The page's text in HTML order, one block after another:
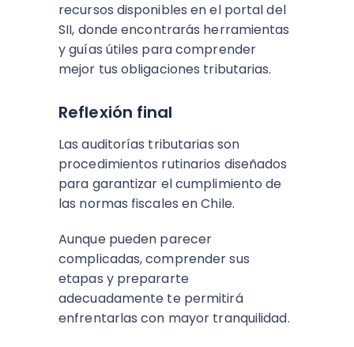
recursos disponibles en el portal del
SII, donde encontrarás herramientas
y guías útiles para comprender
mejor tus obligaciones tributarias.
Reflexión final
Las auditorías tributarias son
procedimientos rutinarios diseñados
para garantizar el cumplimiento de
las normas fiscales en Chile.
Aunque pueden parecer
complicadas, comprender sus
etapas y prepararte
adecuadamente te permitirá
enfrentarlas con mayor tranquilidad.